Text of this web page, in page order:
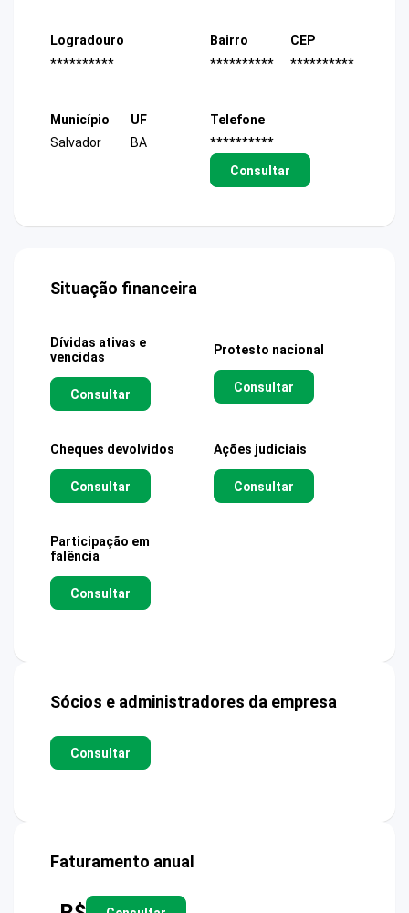
Logradouro
**********
Bairro
**********
CEP
**********
Município
Salvador
UF
BA
Telefone
**********
Consultar
Situação financeira
Dívidas ativas e
vencidas
Consultar
Protesto nacional
Consultar
Cheques devolvidos
Consultar
Ações judiciais
Consultar
Participação em
falência
Consultar
Sócios e administradores da empresa
Consultar
Faturamento anual